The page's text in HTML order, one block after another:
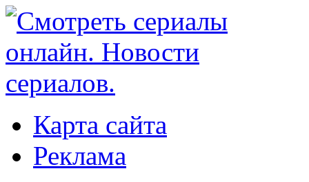
Карта сайта
Реклама